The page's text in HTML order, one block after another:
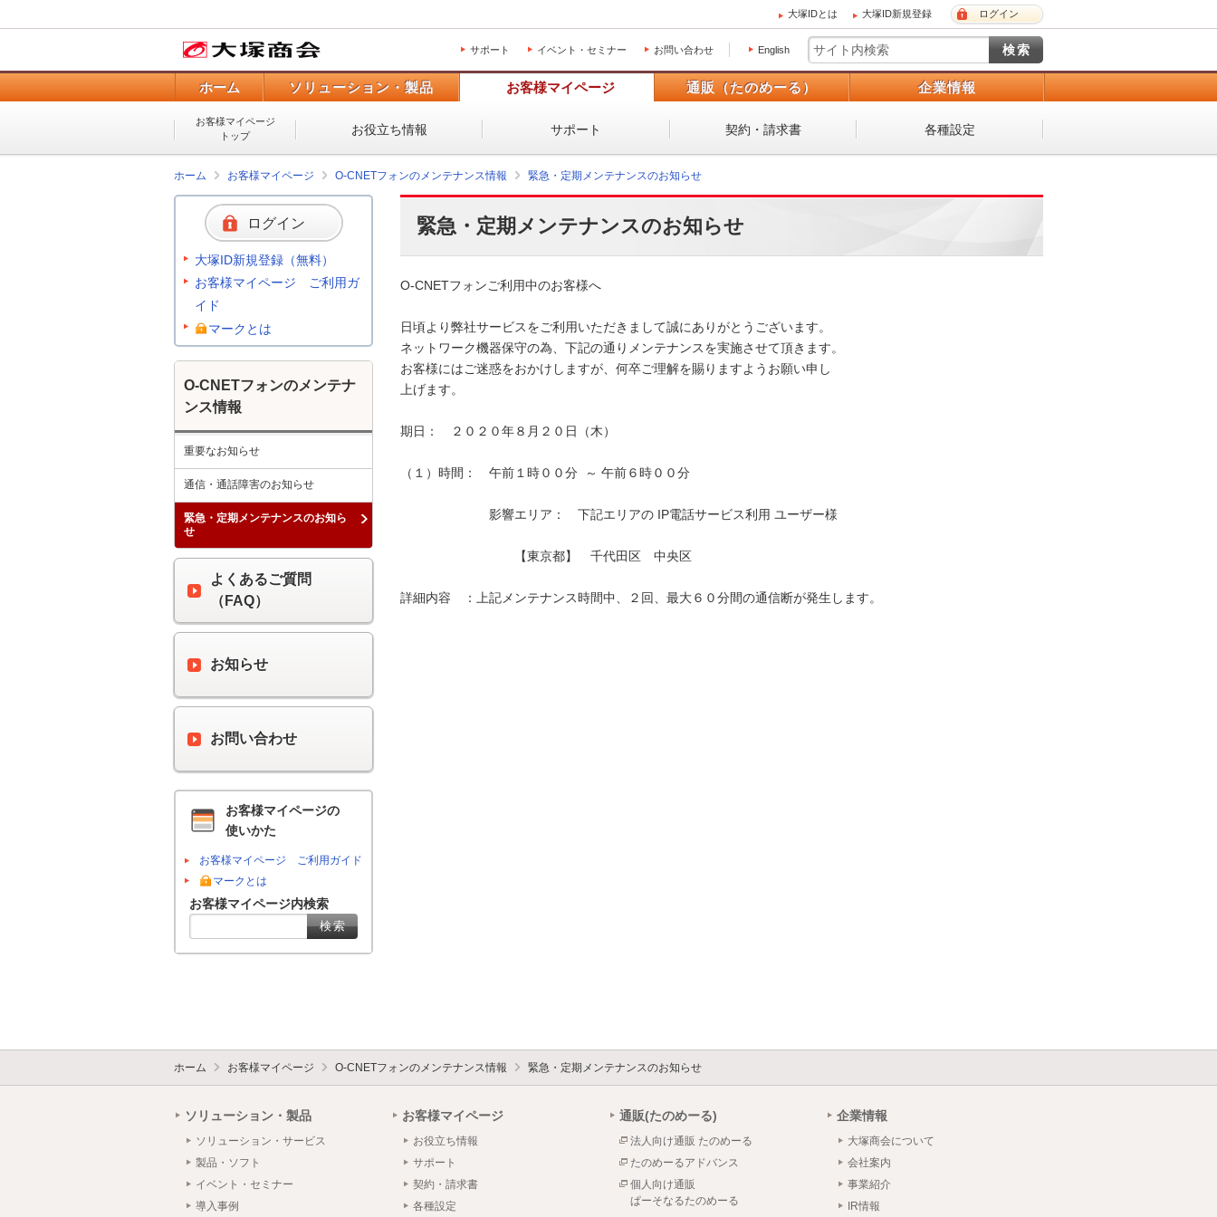
大塚IDとは 大塚ID新規登録 ログイン
サポート イベント・セミナー お問い合わせ English
ホーム ソリューション・製品 お客様マイページ 通販（たのめーる） 企業情報
お客様マイページ
トップ
お役立ち情報 サポート 契約・請求書 各種設定
ホーム お客様マイページ O-CNETフォンのメンテナンス情報 緊急・定期メンテナンスのお知らせ
緊急・定期メンテナンスのお知らせ
O-CNETフォンご利用中のお客様へ
日頃より弊社サービスをご利用いただきまして誠にありがとうございます。
ネットワーク機器保守の為、下記の通りメンテナンスを実施させて頂きます。
お客様にはご迷惑をおかけしますが、何卒ご理解を賜りますようお願い申し
上げます。
期日：　２０２０年８月２０日（木）
（１）時間：　午前１時００分  ～ 午前６時００分
影響エリア：　下記エリアの IP電話サービス利用 ユーザー様
【東京都】　千代田区　中央区
詳細内容　：上記メンテナンス時間中、２回、最大６０分間の通信断が発生します。
ログイン
大塚ID新規登録（無料）
お客様マイページ ご利用ガ
イド
マークとは
O-CNETフォンのメンテナ
ンス情報
重要なお知らせ
通信・通話障害のお知らせ
緊急・定期メンテナンスのお知ら
せ
よくあるご質問
（FAQ）
お知らせ
お問い合わせ
お客様マイページの
使いかた
お客様マイページ ご利用ガイド
マークとは
お客様マイページ内検索
ホーム お客様マイページ O-CNETフォンのメンテナンス情報 緊急・定期メンテナンスのお知らせ
ソリューション・製品
ソリューション・サービス
製品・ソフト
イベント・セミナー
導入事例
お客様マイページ
お役立ち情報
サポート
契約・請求書
各種設定
通販(たのめーる)
法人向け通販 たのめーる
たのめーるアドバンス
個人向け通販
ぱーそなるたのめーる
企業情報
大塚商会について
会社案内
事業紹介
IR情報